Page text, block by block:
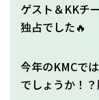
ゲスト＆KKチ
独占でした🔥
今年のKMCで
でしょうか！